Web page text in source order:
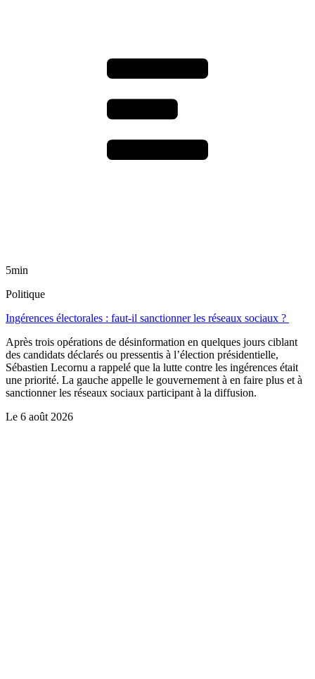
5min
Politique
Ingérences électorales : faut-il sanctionner les réseaux sociaux ?
Après trois opérations de désinformation en quelques jours ciblant
des candidats déclarés ou pressentis à l’élection présidentielle,
Sébastien Lecornu a rappelé que la lutte contre les ingérences était
une priorité. La gauche appelle le gouvernement à en faire plus et à
sanctionner les réseaux sociaux participant à la diffusion.
Le 6 août 2026